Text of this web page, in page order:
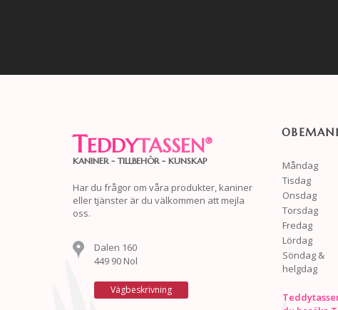
TEDDYTASSEN®
KANINER - TILLBEHÖR - KUNSKAP
Har du frågor om våra produkter, kaniner
eller tjänster är du välkommen att mejla
oss.
Dalen 160
449 90 Nol
Vägbeskrivning
Måndag
Tisdag
Onsdag
Torsdag
Fredag
Lördag
Söndag &
helgdag